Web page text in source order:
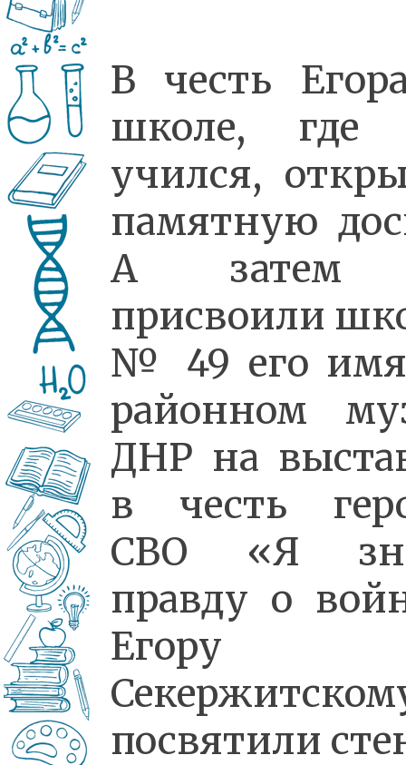
В честь
школе, где
учился,
памятную
А затем
присвоили
№ 49 его
районном
ДНР на
в честь
СВО «Я
правду о
Егору
посвятили